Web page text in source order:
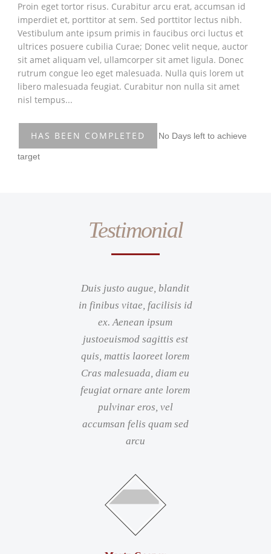
Proin eget tortor risus. Curabitur arcu erat, accumsan id
imperdiet et, porttitor at sem. Sed porttitor lectus nibh.
Vestibulum ante ipsum primis in faucibus orci luctus et
ultrices posuere cubilia Curae; Donec velit neque, auctor
sit amet aliquam vel, ullamcorper sit amet ligula. Donec
rutrum congue leo eget malesuada. Nulla quis lorem ut
libero malesuada feugiat. Curabitur non nulla sit amet
nisl tempus...
HAS BEEN COMPLETED No Days left to achieve
target
Testimonial
Duis justo augue, blandit
in finibus vitae, facilisis id
ex. Aenean ipsum
justoeuismod sagittis est
quis, mattis laoreet lorem
Cras malesuada, diam eu
feugiat ornare ante lorem
pulvinar eros, vel
accumsan felis quam sed
arcu